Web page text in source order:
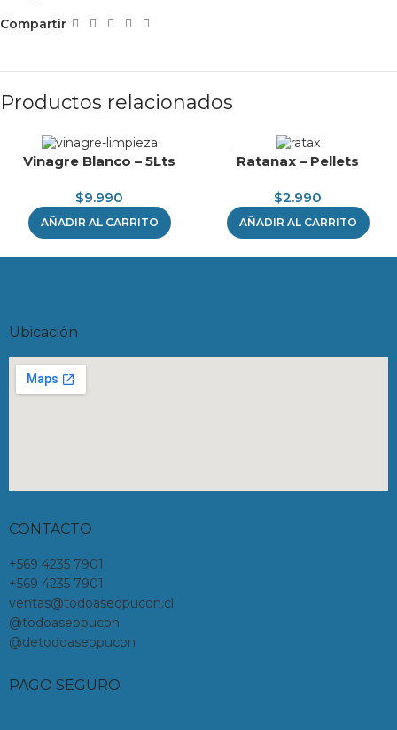
Compartir
Productos relacionados
Vinagre Blanco – 5Lts
$9.990
AÑADIR AL CARRITO
Ratanax – Pellets
$2.990
AÑADIR AL CARRITO
Ubicación
CONTACTO
+569 4235 7901
+569 4235 7901
ventas@todoaseopucon.cl
@todoaseopucon
@detodoaseopucon
PAGO SEGURO